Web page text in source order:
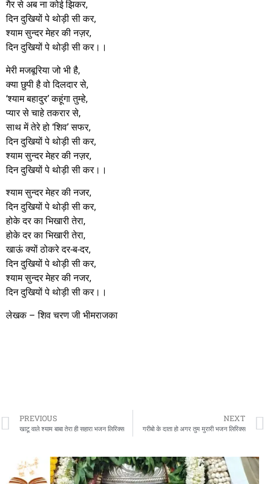
गैर से अब ना कोई झिकर,
दिन दुखियों पे थोड़ी सी कर,
श्याम सुन्दर मेहर की नज़र,
दिन दुखियों पे थोड़ी सी कर।।
मेरी मजबूरिया जो भी है,
क्या छुपी है वो दिलदार से,
‘श्याम बहादुर’ कहूंगा तुम्हे,
प्यार से चाहे तकरार से,
साथ में तेरे हो ‘शिव’ सफर,
दिन दुखियों पे थोड़ी सी कर,
श्याम सुन्दर मेहर की नज़र,
दिन दुखियों पे थोड़ी सी कर।।
श्याम सुन्दर मेहर की नजर,
दिन दुखियों पे थोड़ी सी कर,
होके दर का भिखारी तेरा,
होके दर का भिखारी तेरा,
खाऊं क्यों ठोकरे दर-ब-दर,
दिन दुखियों पे थोड़ी सी कर,
श्याम सुन्दर मेहर की नजर,
दिन दुखियों पे थोड़ी सी कर।।
लेखक – शिव चरण जी भीमराजका
PREVIOUS
खाटू वाले श्याम बाबा तेरा ही सहारा भजन लिरिक्स
NEXT
गरीबो के दाता हो अगर तुम मुरारी भजन लिरिक्स